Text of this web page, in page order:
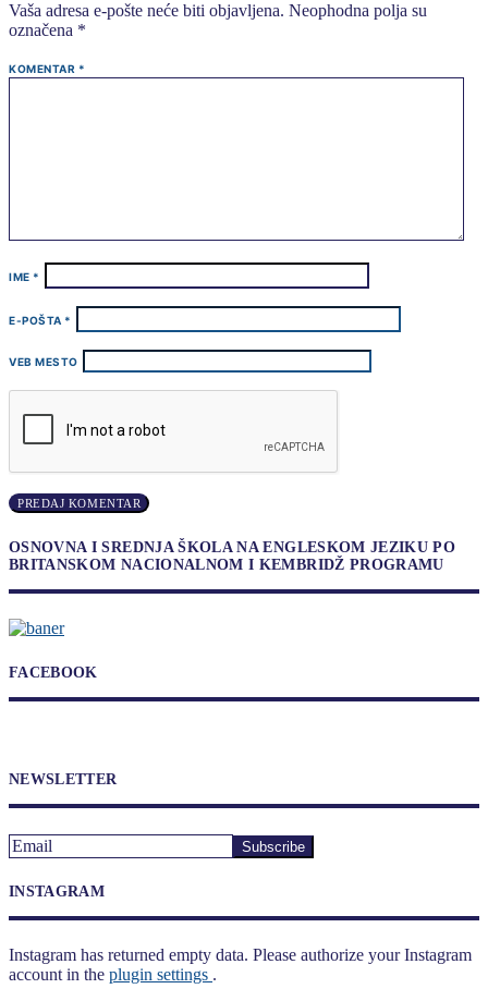
Vaša adresa e-pošte neće biti objavljena. Neophodna polja su
označena *
KOMENTAR *
IME *
E-POŠTA *
VEB MESTO
OSNOVNA I SREDNJA ŠKOLA NA ENGLESKOM JEZIKU PO
BRITANSKOM NACIONALNOM I KEMBRIDŽ PROGRAMU
FACEBOOK
NEWSLETTER
INSTAGRAM
Instagram has returned empty data. Please authorize your Instagram
account in the plugin settings .